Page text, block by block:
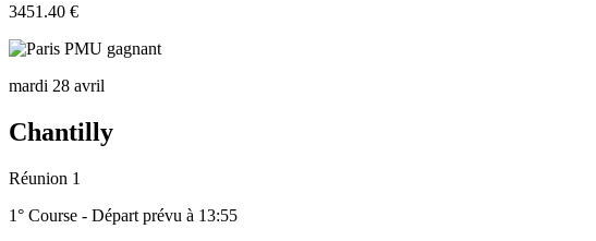
3451.40 €
mardi 28 avril
Chantilly
Réunion 1
1° Course - Départ prévu à 13:55